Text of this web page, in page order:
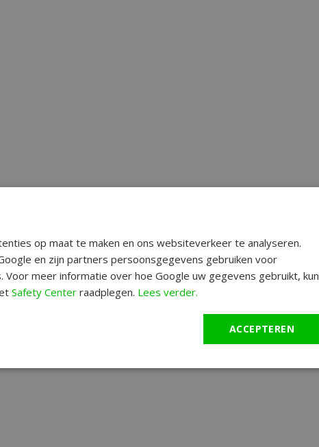
op maat te maken en ons websiteverkeer te analyseren.
en zijn partners persoonsgegevens gebruiken voor
meer informatie over hoe Google uw gegevens gebruikt, kun
Safety Center raadplegen. Lees verder.
ACCEPTEREN